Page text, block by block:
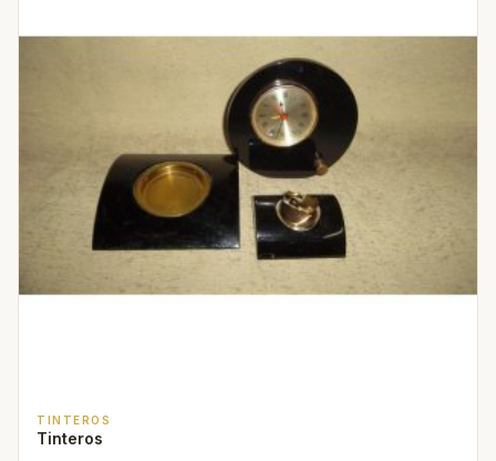
TINTEROS
Tinteros